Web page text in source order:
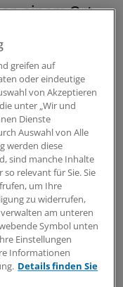
einem Ort
aufgebaut.
bis hin zum
an einem Ort.
sie hier angestellt
der Leistungen
Vorteil: Die Ärzte
zu kümmern.
sagt Gabriele
die Ärztin etwa
Röntgen schicken.
zügig gemeinsam
für die Patienten?
greifen auf
oder eindeutige
von Akzeptieren
unter „Wir und
Dienste
Auswahl von Alle
werden diese
sind manche Inhalte
relevant für Sie. Sie
um Ihre
zu widerrufen,
am unteren
Symbol unten
Einstellungen
Informationen
Details finden Sie